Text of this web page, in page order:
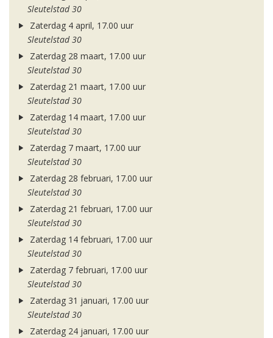
Sleutelstad 30
Zaterdag 4 april, 17.00 uur
Sleutelstad 30
Zaterdag 28 maart, 17.00 uur
Sleutelstad 30
Zaterdag 21 maart, 17.00 uur
Sleutelstad 30
Zaterdag 14 maart, 17.00 uur
Sleutelstad 30
Zaterdag 7 maart, 17.00 uur
Sleutelstad 30
Zaterdag 28 februari, 17.00 uur
Sleutelstad 30
Zaterdag 21 februari, 17.00 uur
Sleutelstad 30
Zaterdag 14 februari, 17.00 uur
Sleutelstad 30
Zaterdag 7 februari, 17.00 uur
Sleutelstad 30
Zaterdag 31 januari, 17.00 uur
Sleutelstad 30
Zaterdag 24 januari, 17.00 uur